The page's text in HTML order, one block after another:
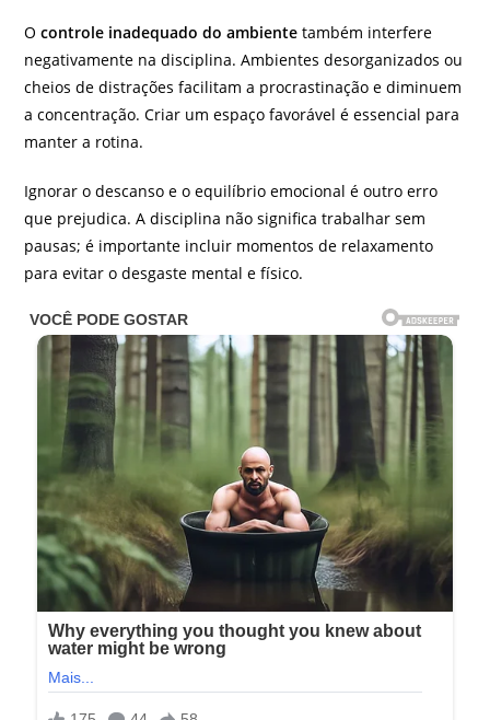
Ocontrole inadequado do ambiente também interfere
negativamente na disciplina. Ambientes desorganizados ou
cheios de distrações facilitam a procrastinação e diminuem
a concentração. Criar um espaço favorável é essencial para
manter a rotina.
Ignorar o descanso e o equilíbrio emocional é outro erro
que prejudica. A disciplina não significa trabalhar sem
pausas; é importante incluir momentos de relaxamento
para evitar o desgaste mental e físico.